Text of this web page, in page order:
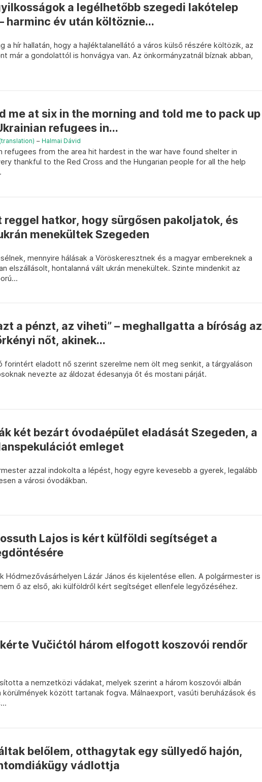
a legélhetőbb szegedi lakótelep
harminc év után költöznie...
a hír hallatán, hogy a hajléktalanellátó a város külső részére költözik, az
már a gondolattól is honvágya van. Az önkormányzatnál bíznak abban,
me at six in the morning and told me to pack up
refugees in...
– Halmai Dávid
refugees from the area hit hardest in the war have found shelter in
thankful to the Red Cross and the Hungarian people for all the help
hatkor, hogy sürgősen pakoljatok, és
menekültek Szegeden
mennyire hálásak a Vöröskeresztnek és a magyar embereknek a
elszállásolt, hontalanná vált ukrán menekültek. Szinte mindenkit az
a pénzt, az viheti” – meghallgatta a bíróság az
nőt, akinek...
forintért eladott nő szerint szerelme nem ölt meg senkit, a tárgyaláson
nevezte az áldozat édesanyja őt és mostani párját.
két bezárt óvodaépület eladását Szegeden, a
emleget
azzal indokolta a lépést, hogy egyre kevesebb a gyerek, legalább
a városi óvodákban.
Lajos is kért külföldi segítséget a
Hódmezővásárhelyen Lázár János és kijelentése ellen. A polgármester is
ő az első, aki külföldről kért segítséget ellenfele legyőzéséhez.
Vučićtól három elfogott koszovói rendőr
a nemzetközi vádakat, melyek szerint a három koszovói albán
között tartanak fogva. Málnaexport, vasúti beruházások és
belőlem, otthagytak egy süllyedő hajón,
vádlottja